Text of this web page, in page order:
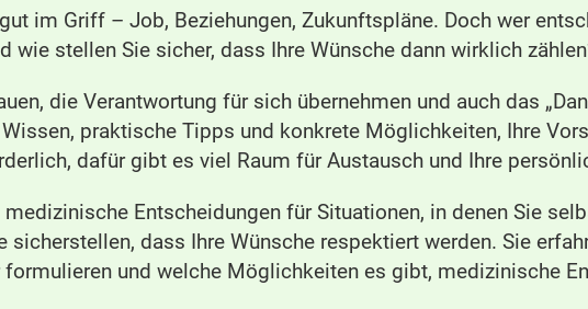
im Griff – Job, Beziehungen, Zukunftspläne. Doch wer
wie stellen Sie sicher, dass Ihre Wünsche dann wirklich
die Verantwortung für sich übernehmen und auch das
praktische Tipps und konkrete Möglichkeiten, Ihre
dafür gibt es viel Raum für Austausch und Ihre
Entscheidungen für Situationen, in denen Sie
sicherstellen, dass Ihre Wünsche respektiert werden. Sie
formulieren und welche Möglichkeiten es gibt, medizinische